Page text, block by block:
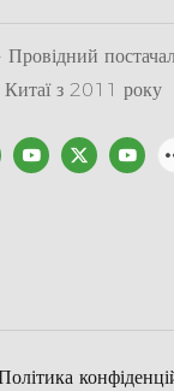
Китаї з 2011 року